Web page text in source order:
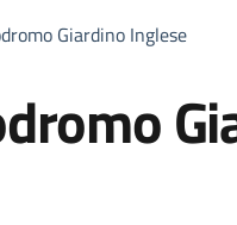
Giardino Inglese